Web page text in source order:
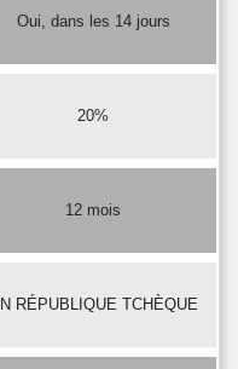
Oui, dans les 14 jours
20%
12 mois
RÉPUBLIQUE TCHÈQUE